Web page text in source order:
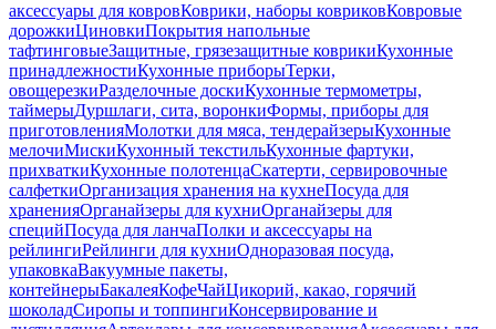
аксессуары для ковровКоврики, наборы ковриковКовровые
дорожкиЦиновкиПокрытия напольные
тафтинговыеЗащитные, грязезащитные коврикиКухонные
принадлежностиКухонные приборыТерки,
овощерезкиРазделочные доскиКухонные термометры,
таймерыДуршлаги, сита, воронкиФормы, приборы для
приготовленияМолотки для мяса, тендерайзерыКухонные
мелочиМискиКухонный текстильКухонные фартуки,
прихваткиКухонные полотенцаСкатерти, сервировочные
салфеткиОрганизация хранения на кухнеПосуда для
храненияОрганайзеры для кухниОрганайзеры для
специйПосуда для ланчаПолки и аксессуары на
рейлингиРейлинги для кухниОдноразовая посуда,
упаковкаВакуумные пакеты,
контейнерыБакалеяКофеЧайЦикорий, какао, горячий
шоколадСиропы и топпингиКонсервирование и